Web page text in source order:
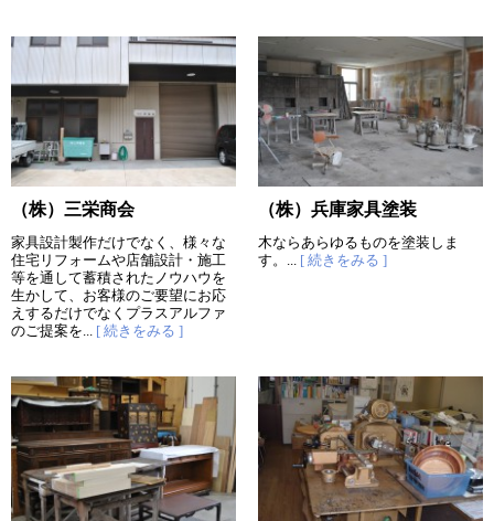
（株）三栄商会
家具設計製作だけでなく、様々な
住宅リフォームや店舗設計・施工
等を通して蓄積されたノウハウを
生かして、お客様のご要望にお応
えするだけでなくプラスアルファ
のご提案を... [ 続きをみる ]
（株）兵庫家具塗装
木ならあらゆるものを塗装しま
す。... [ 続きをみる ]